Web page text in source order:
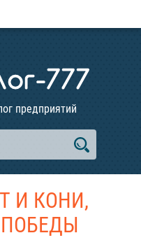
предприятий
И КОНИ,